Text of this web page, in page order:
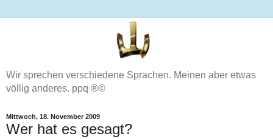
Wir sprechen verschiedene Sprachen. Meinen aber etwas
völlig anderes. ppq ®©
Mittwoch, 18. November 2009
Wer hat es gesagt?